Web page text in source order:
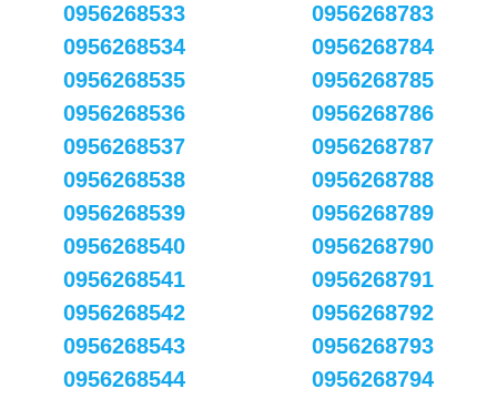
0956268533
0956268534
0956268535
0956268536
0956268537
0956268538
0956268539
0956268540
0956268541
0956268542
0956268543
0956268544
0956268783
0956268784
0956268785
0956268786
0956268787
0956268788
0956268789
0956268790
0956268791
0956268792
0956268793
0956268794